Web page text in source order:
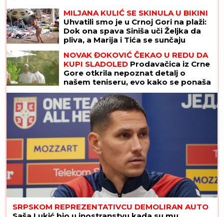
MILJANA KULIĆ SE SKINULA U BIKINI
Uhvatili smo je u Crnoj Gori na plaži:
Dok ona spava Siniša uči Željka da
pliva, a Marija i Tića se sunčaju
NOVAK ĐOKOVIĆ ČEKAO U REDU DA
KUPI SLADOLED Prodavačica iz Crne
Gore otkrila nepoznat detalj o
našem teniseru, evo kako se ponaša
na letovanju
SRPSKOM REPREZENTATIVCU DEMOLIRAN AUTO